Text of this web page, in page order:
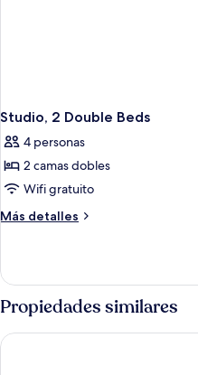
Studio, 2 Double Beds
4 personas
2 camas dobles
Wifi gratuito
Más detalles
Más
2
Double
Beds
Propiedades similares
Hotel Le Cantlie Suites